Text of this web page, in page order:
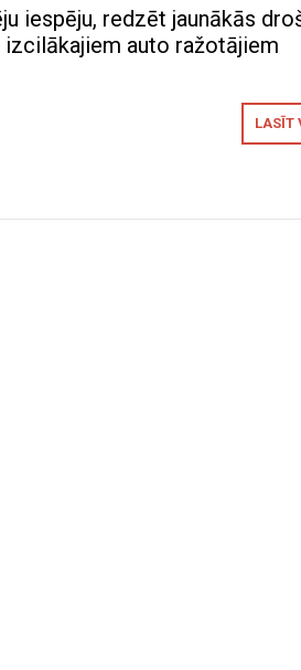
iespēju, redzēt jaunākās
auto ražotājiem
LASĪT